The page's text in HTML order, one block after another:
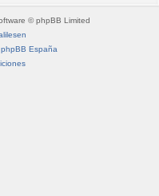
© phpBB Limited
phpBB España